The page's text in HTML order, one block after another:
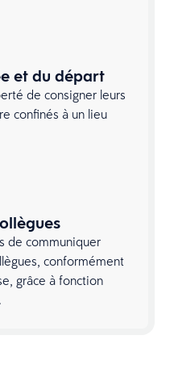
et du départ
de consigner leurs
confinés à un lieu
de communiquer
conformément
grâce à fonction